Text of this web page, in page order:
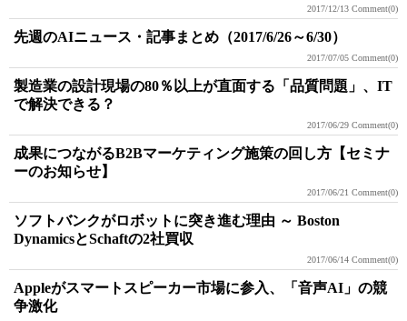
2017/12/13 Comment(0)
先週のAIニュース・記事まとめ（2017/6/26～6/30）
2017/07/05 Comment(0)
製造業の設計現場の80％以上が直面する「品質問題」、IT
で解決できる？
2017/06/29 Comment(0)
成果につながるB2Bマーケティング施策の回し方【セミナ
ーのお知らせ】
2017/06/21 Comment(0)
ソフトバンクがロボットに突き進む理由 ～ Boston
DynamicsとSchaftの2社買収
2017/06/14 Comment(0)
Appleがスマートスピーカー市場に参入、「音声AI」の競
争激化